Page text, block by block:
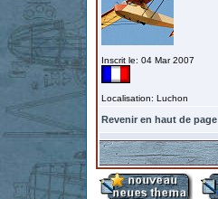
Inscrit le: 04 Mar 2007
Localisation: Luchon
Revenir en haut de page